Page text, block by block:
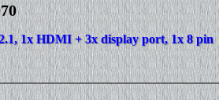
1x HDMI + 3x display port, 1x 8 pin